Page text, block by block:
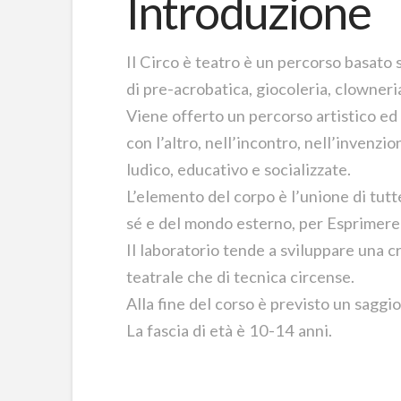
Introduzione
Il Circo è teatro è un percorso basato
di pre-acrobatica, giocoleria,
Viene offerto un percorso artistico
con l’altro, nell’incontro,
ludico, educativo e socializzate.
L’elemento del corpo è l’unione di
sé e del mondo esterno, per
Il laboratorio tende a sviluppare una
teatrale che di tecnica circense.
Alla fine del corso è previsto un
La fascia di età è 10-14 anni.